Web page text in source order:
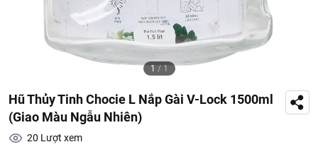
1 / 1
Hũ Thủy Tinh Chocie L Nắp Gài V-Lock 1500ml
(Giao Màu Ngẫu Nhiên)
20 Lượt xem